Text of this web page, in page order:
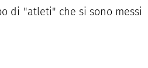
di "atleti" che si sono messi